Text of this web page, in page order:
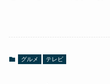
グルメ テレビ